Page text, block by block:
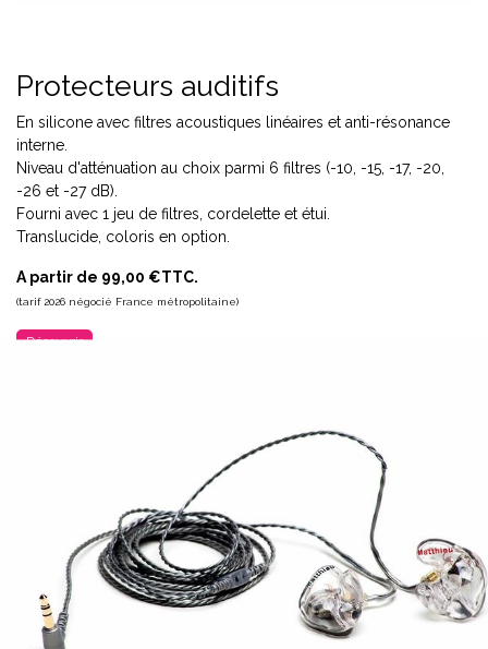
Protecteurs auditifs
En silicone avec filtres acoustiques linéaires et anti-résonance
interne.
Niveau d'atténuation au choix parmi 6 filtres (-10, -15, -17, -20,
-26 et -27 dB).
Fourni avec 1 jeu de filtres, cordelette et étui.
Translucide, coloris en option.
A partir de 99,00 €TTC.
(tarif 2026 négocié France métropolitaine)
Découvrir